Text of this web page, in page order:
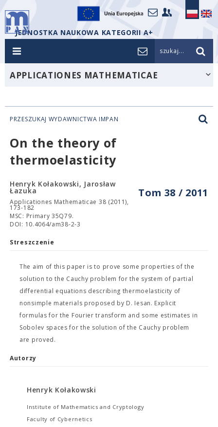
JEDNOSTKA NAUKOWA KATEGORII A+
szukaj...
APPLICATIONES MATHEMATICAE
PRZESZUKAJ WYDAWNICTWA IMPAN
On the theory of
thermoelasticity
Tom 38 / 2011
Henryk Kołakowski, Jarosław
Łazuka
Applicationes Mathematicae 38 (2011),
173-182
MSC: Primary 35Q79.
DOI: 10.4064/am38-2-3
Streszczenie
The aim of this paper is to prove some properties of the
solution to the Cauchy problem for the system of partial
differential equations describing thermoelasticity of
nonsimple materials proposed by D. Iesan. Explicit
formulas for the Fourier transform and some estimates in
Sobolev spaces for the solution of the Cauchy problem
are proved.
Autorzy
Henryk Kołakowski
Institute of Mathematics and Cryptology
Faculty of Cybernetics